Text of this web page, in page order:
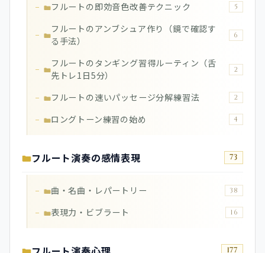
フルートの即効音色改善テクニック 5
フルートのアンブシュア作り（鏡で確認す
る手法）
6
フルートのタンギング習得ルーティン（舌
先トレ1日5分）
2
フルートの速いパッセージ分解練習法 2
ロングトーン練習の始め 4
フルート演奏の感情表現 73
曲・名曲・レパートリー 38
表現力・ビブラート 16
177